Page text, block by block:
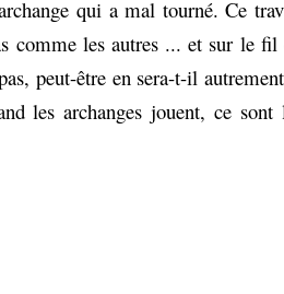
qui a mal tourné. Ce
comme les autres ... et sur le fil
peut-être en sera-t-il
les archanges jouent, ce sont